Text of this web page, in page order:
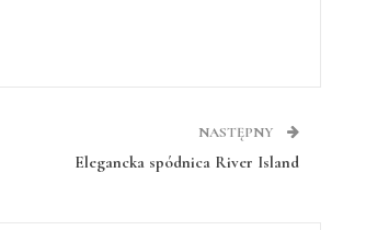
NASTĘPNY
Elegancka spódnica River Island